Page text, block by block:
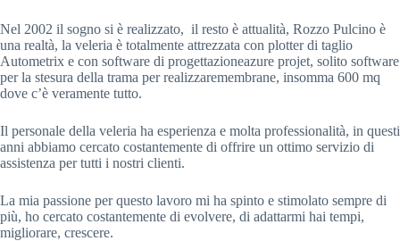
Nel 2002 il sogno si è realizzato,  il resto è attualità, Rozzo Pulcino è
una realtà, la veleria è totalmente attrezzata con plotter di taglio
Autometrix e con software di progettazioneazure projet, solito software
per la stesura della trama per realizzaremembrane, insomma 600 mq
dove c’è veramente tutto.
Il personale della veleria ha esperienza e molta professionalità, in questi
anni abbiamo cercato costantemente di offrire un ottimo servizio di
assistenza per tutti i nostri clienti.
La mia passione per questo lavoro mi ha spinto e stimolato sempre di
più, ho cercato costantemente di evolvere, di adattarmi hai tempi,
migliorare, crescere.